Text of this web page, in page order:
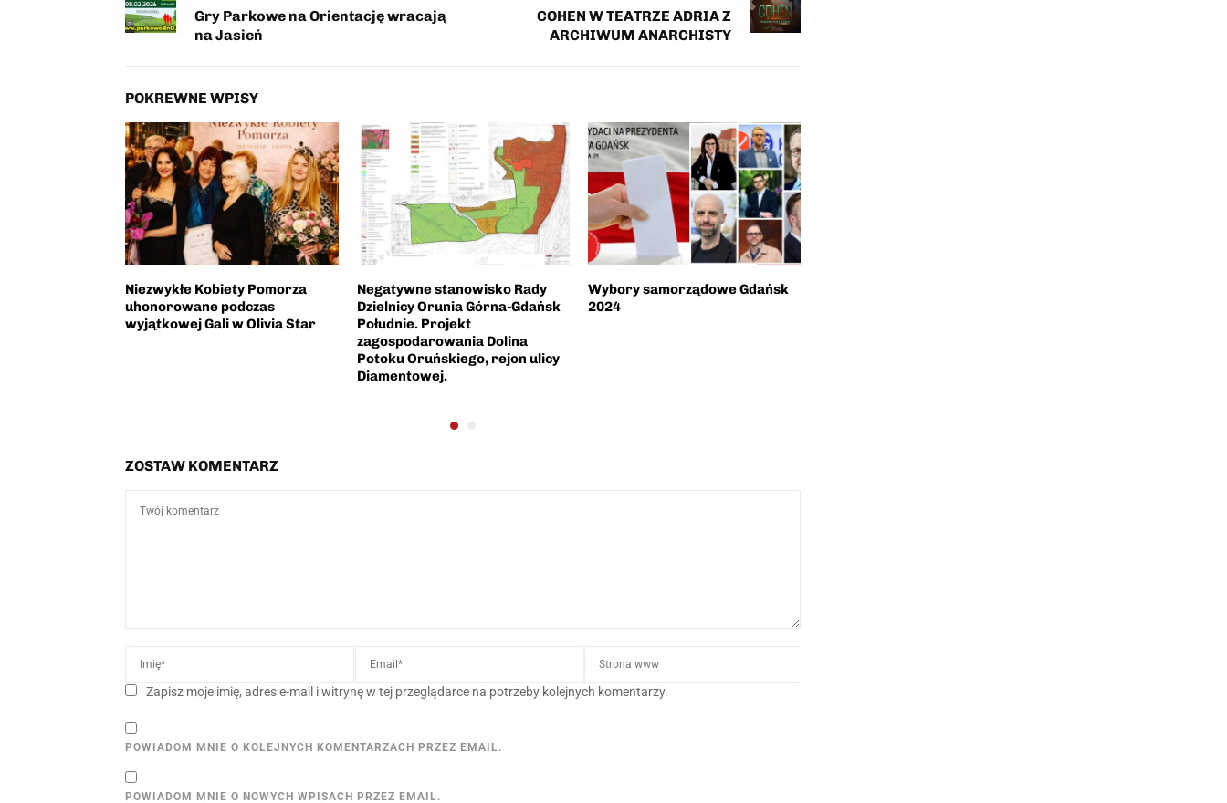
Gry Parkowe na Orientację wracają
na Jasień
COHEN W TEATRZE ADRIA Z
ARCHIWUM ANARCHISTY
POKREWNE WPISY
Niezwykłe Kobiety Pomorza
uhonorowane podczas
wyjątkowej Gali w Olivia Star
Negatywne stanowisko Rady
Dzielnicy Orunia Górna-Gdańsk
Południe. Projekt
zagospodarowania Dolina
Potoku Oruńskiego, rejon ulicy
Diamentowej.
Wybory samorządowe Gdańsk
2024
ZOSTAW KOMENTARZ
Zapisz moje imię, adres e-mail i witrynę w tej przeglądarce na potrzeby kolejnych komentarzy.
POWIADOM MNIE O KOLEJNYCH KOMENTARZACH PRZEZ EMAIL.
POWIADOM MNIE O NOWYCH WPISACH PRZEZ EMAIL.